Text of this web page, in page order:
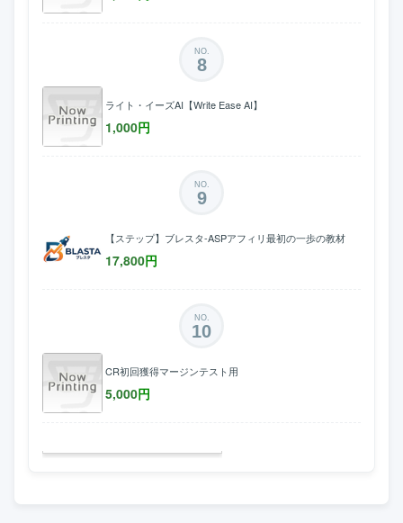
NO.
8
ライト・イーズAI【Write Ease AI】
1,000円
NO.
9
【ステップ】ブレスタ-ASPアフィリ最初の一歩の教材
17,800円
NO.
10
CR初回獲得マージンテスト用
5,000円